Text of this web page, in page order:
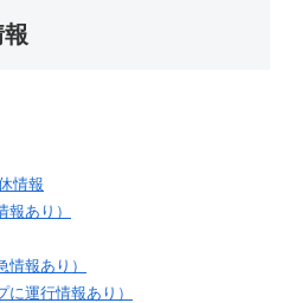
情報
あり）
報あり）
運行情報あり）